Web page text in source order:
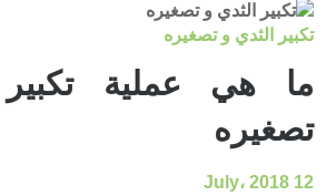
تكبير الثدي و تصغيره
ما هي عملية
تصغيره
12 July، 2018